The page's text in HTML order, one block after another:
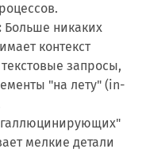
Больше никаких
контекст
запросы,
"на лету" (in-
мелкие детали